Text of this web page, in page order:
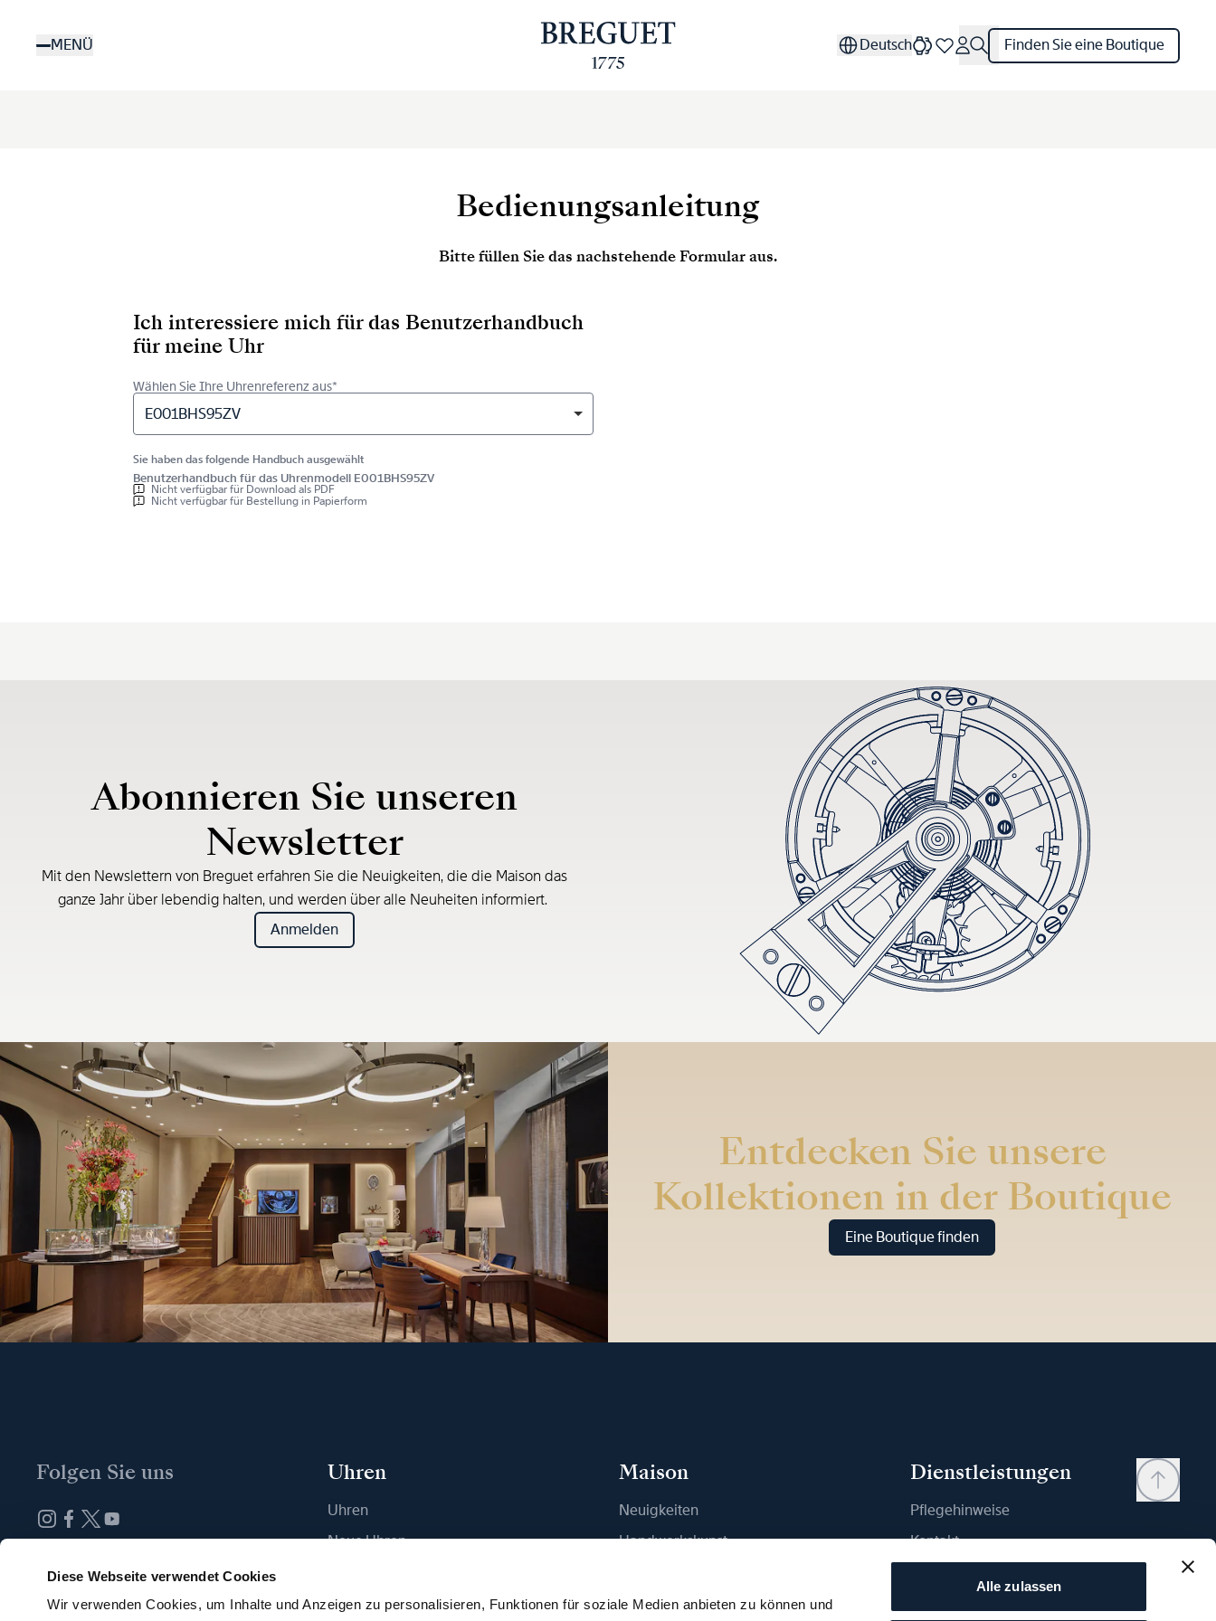
Diese Webseite verwendet Cookies
Wir verwenden Cookies, um Inhalte und Anzeigen zu personalisieren, Funktionen für soziale Medien anbieten zu können und
Alle zulassen
MENÜ Deutsch Finden Sie eine Boutique
Bedienungsanleitung
Bitte füllen Sie das nachstehende Formular aus.
Ich interessiere mich für das Benutzerhandbuch
für meine Uhr
Wählen Sie Ihre Uhrenreferenz aus*
E001BHS95ZV
Sie haben das folgende Handbuch ausgewählt
Benutzerhandbuch für das Uhrenmodell E001BHS95ZV
Nicht verfügbar für Download als PDF
Nicht verfügbar für Bestellung in Papierform
Abonnieren Sie unseren
Newsletter
Mit den Newslettern von Breguet erfahren Sie die Neuigkeiten, die die Maison das
ganze Jahr über lebendig halten, und werden über alle Neuheiten informiert.
Anmelden
Entdecken Sie unsere
Kollektionen in der Boutique
Eine Boutique finden
Folgen Sie uns Uhren
Uhren
Neue Uhren
Maison
Neuigkeiten
Handwerkskunst
Nachhaltigkeit
Dienstleistungen
Pflegehinweise
Kontakt